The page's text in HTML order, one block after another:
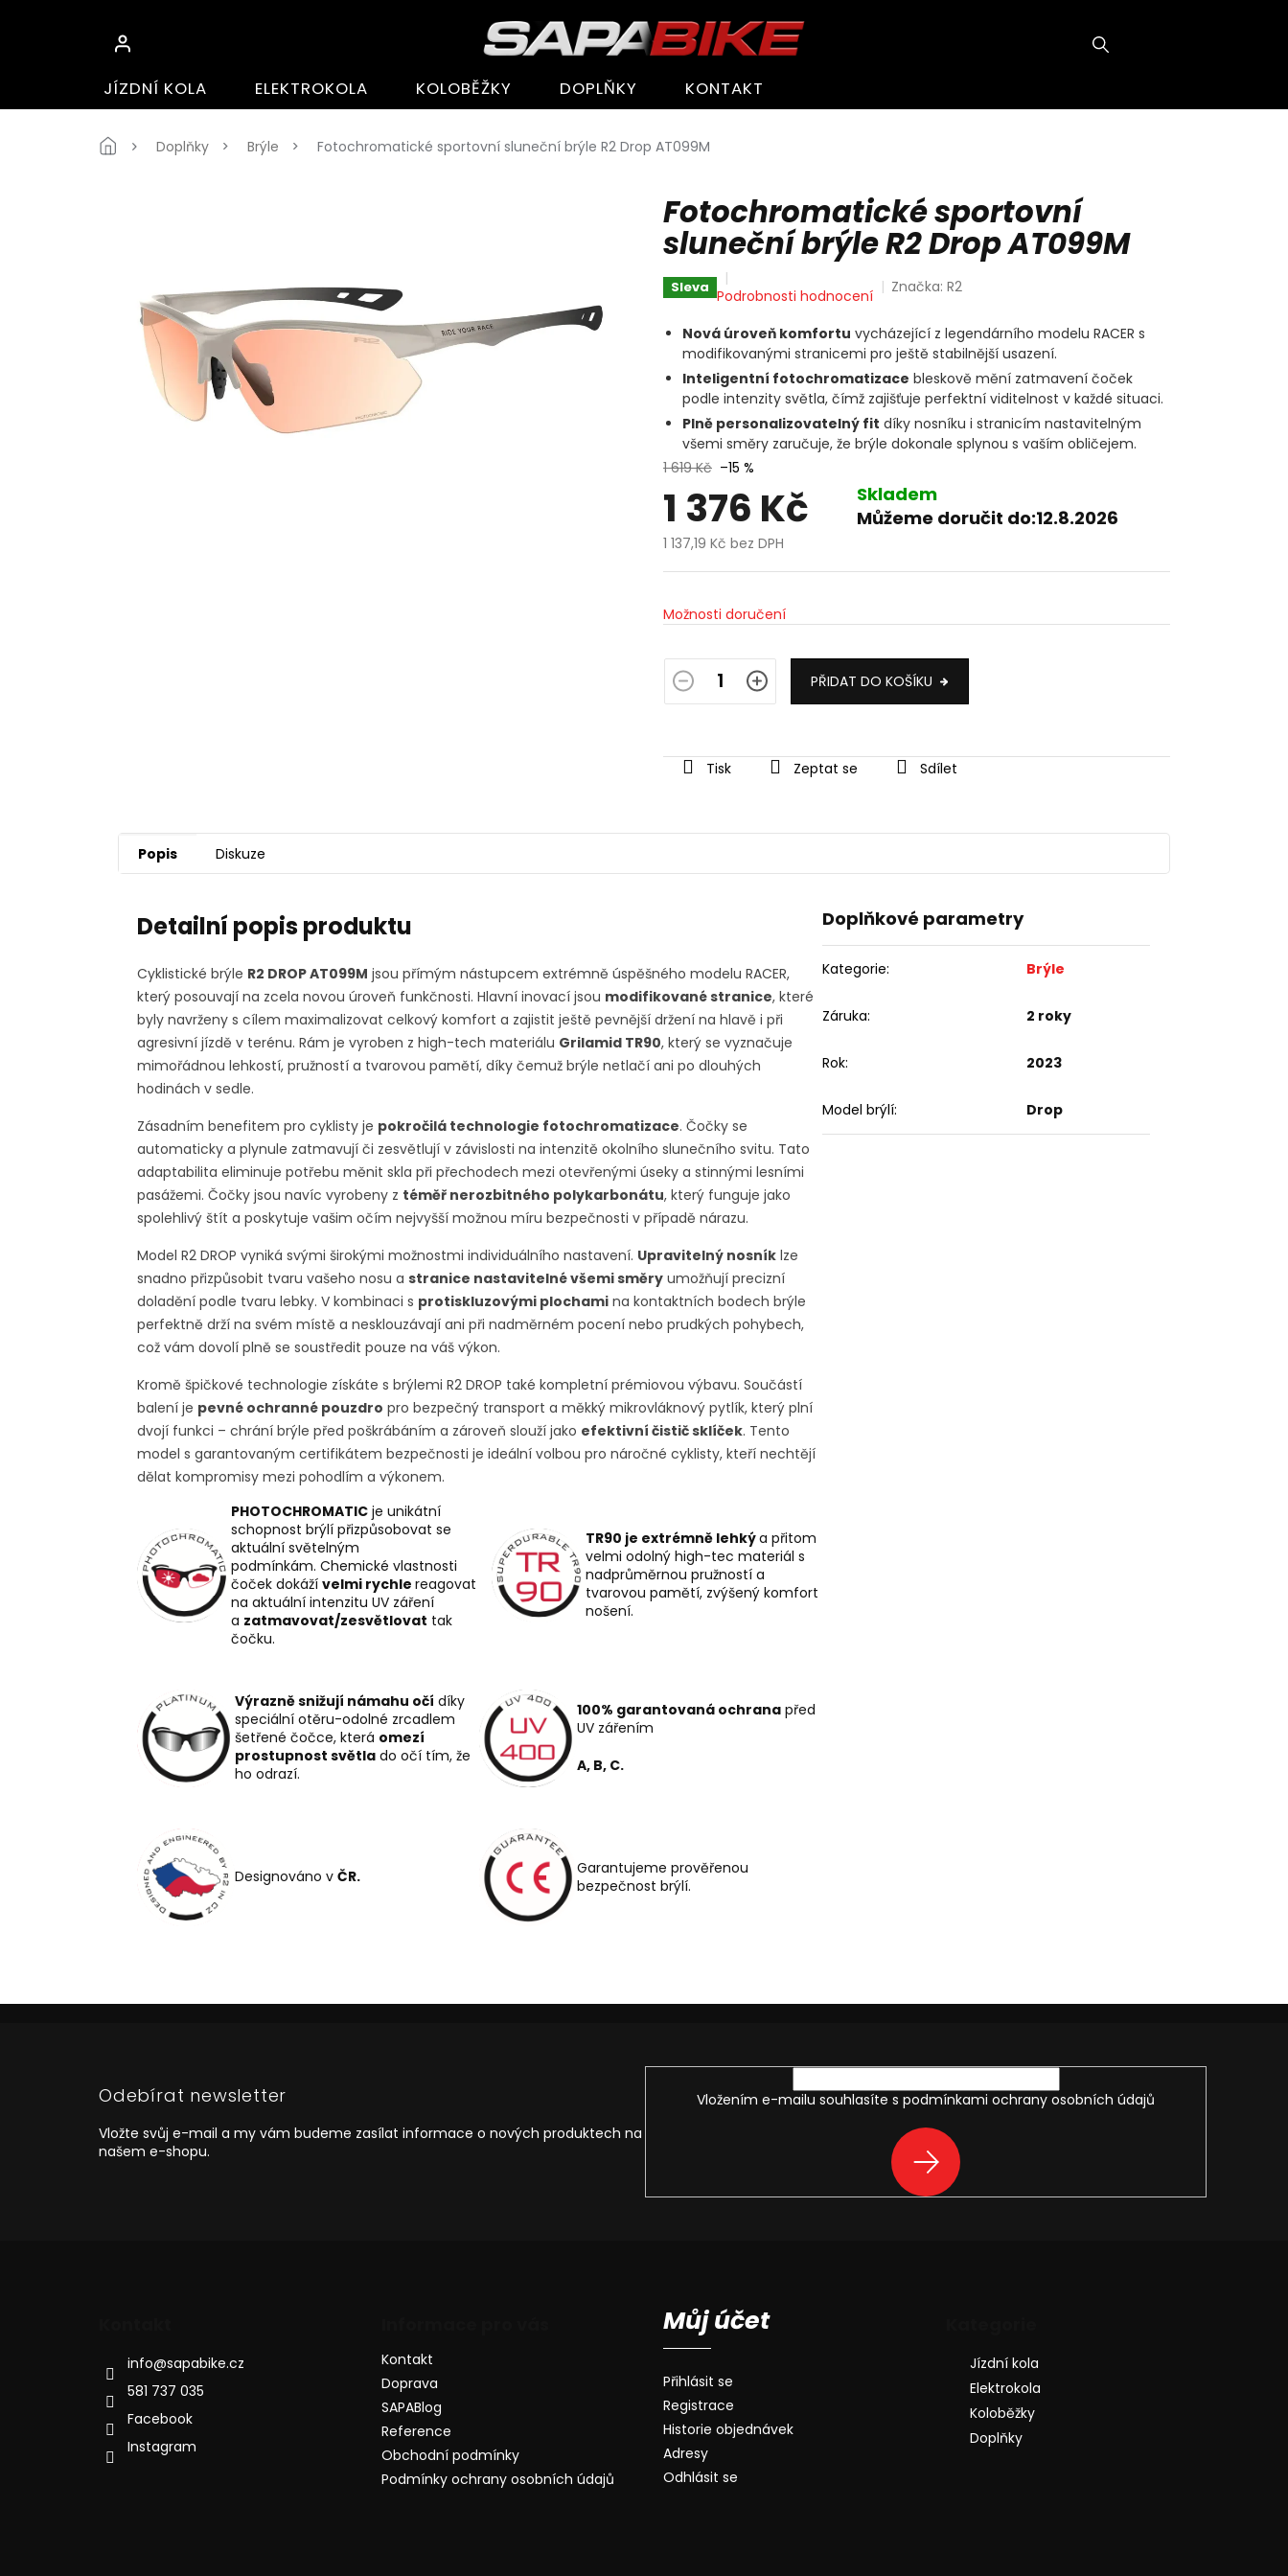
JÍZDNÍ KOLA ELEKTROKOLA KOLOBĚŽKY DOPLŇKY KONTAKT
DomůDoplňky Brýle Fotochromatické sportovní sluneční brýle R2 Drop AT099M
Fotochromatické sportovní
sluneční brýle R2 Drop AT099M
Sleva Průměrné
produktu
je
z
5
hvězdiček.
Podrobnosti hodnocení Značka:R2
Nová úroveň komfortu vycházející z legendárního modelu RACER s
modifikovanými stranicemi pro ještě stabilnější usazení.
Inteligentní fotochromatizace bleskově mění zatmavení čoček
podle intenzity světla, čímž zajišťuje perfektní viditelnost v každé situaci.
Plně personalizovatelný fit díky nosníku i stranicím nastavitelným
všemi směry zaručuje, že brýle dokonale splynou s vaším obličejem.
1 619 Kč –15 %
1 376 Kč
Skladem
Můžeme doručit do:12.8.2026
1 137,19 Kč bez DPH
Měrná
Možnosti doručení
PŘIDAT DO KOŠÍKU
Tisk Zeptat se Sdílet
Popis Diskuze
Detailní popis produktu
Cyklistické brýle R2 DROP AT099M jsou přímým nástupcem extrémně úspěšného modelu RACER,
který posouvají na zcela novou úroveň funkčnosti. Hlavní inovací jsou modifikované stranice, které
byly navrženy s cílem maximalizovat celkový komfort a zajistit ještě pevnější držení na hlavě i při
agresivní jízdě v terénu. Rám je vyroben z high-tech materiálu Grilamid TR90, který se vyznačuje
mimořádnou lehkostí, pružností a tvarovou pamětí, díky čemuž brýle netlačí ani po dlouhých
hodinách v sedle.
Zásadním benefitem pro cyklisty je pokročilá technologie fotochromatizace. Čočky se
automaticky a plynule zatmavují či zesvětlují v závislosti na intenzitě okolního slunečního svitu. Tato
adaptabilita eliminuje potřebu měnit skla při přechodech mezi otevřenými úseky a stinnými lesními
pasážemi. Čočky jsou navíc vyrobeny z téměř nerozbitného polykarbonátu, který funguje jako
spolehlivý štít a poskytuje vašim očím nejvyšší možnou míru bezpečnosti v případě nárazu.
Model R2 DROP vyniká svými širokými možnostmi individuálního nastavení. Upravitelný nosník lze
snadno přizpůsobit tvaru vašeho nosu a stranice nastavitelné všemi směry umožňují precizní
doladění podle tvaru lebky. V kombinaci s protiskluzovými plochami na kontaktních bodech brýle
perfektně drží na svém místě a nesklouzávají ani při nadměrném pocení nebo prudkých pohybech,
což vám dovolí plně se soustředit pouze na váš výkon.
Kromě špičkové technologie získáte s brýlemi R2 DROP také kompletní prémiovou výbavu. Součástí
balení je pevné ochranné pouzdro pro bezpečný transport a měkký mikrovláknový pytlík, který plní
dvojí funkci – chrání brýle před poškrábáním a zároveň slouží jako efektivní čistič sklíček. Tento
model s garantovaným certifikátem bezpečnosti je ideální volbou pro náročné cyklisty, kteří nechtějí
dělat kompromisy mezi pohodlím a výkonem.
PHOTOCHROMATIC je unikátní
schopnost brýlí přizpůsobovat se
aktuální světelným
podmínkám. Chemické vlastnosti
čoček dokáží velmi rychle reagovat
na aktuální intenzitu UV záření
a zatmavovat/zesvětlovat tak
čočku.
TR90 je extrémně lehkýa přitom
velmi odolný high-tec materiál s
nadprůměrnou pružností a
tvarovou pamětí, zvýšený komfort
nošení.
Výrazně snižují námahu očí díky
speciální otěru-odolné zrcadlem
šetřené čočce, která omezí
prostupnost světla do očí tím, že
ho odrazí.
100% garantovaná ochrana před
UV zářením
A, B, C.
Designováno v ČR.
Garantujeme prověřenou
bezpečnost brýlí.
Doplňkové parametry
Kategorie: Brýle
Záruka: 2 roky
Rok: 2023
Model brýlí: Drop
Odebírat newsletter
Vložte svůj e-mail a my vám budeme zasílat informace o nových produktech na
našem e-shopu.
Vložením e-mailu souhlasíte s podmínkami ochrany osobních údajů
PŘIHLÁSIT
SE
info@sapabike.cz
581 737 035
Facebook
Instagram
Kontakt
Doprava
SAPABlog
Reference
Obchodní podmínky
Podmínky ochrany osobních údajů
Můj účet
Přihlásit se
Registrace
Historie objednávek
Adresy
Odhlásit se
Jízdní kola
Elektrokola
Koloběžky
Doplňky